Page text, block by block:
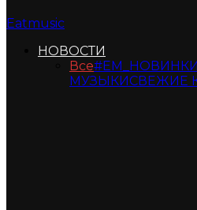
Eatmusic
НОВОСТИ
Все#ЕМ_НОВИНКИ
МУЗЫКИСВЕЖИЕ